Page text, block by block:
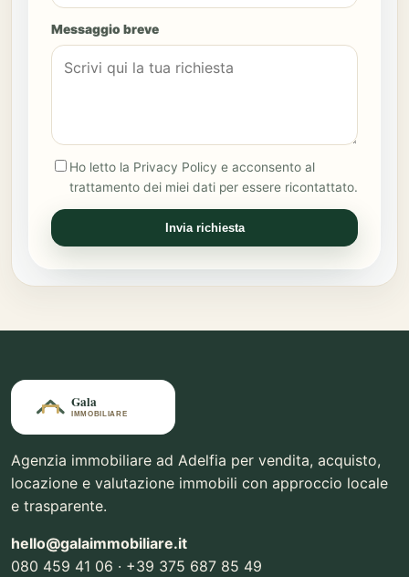
Messaggio breve
Ho letto la Privacy Policy e acconsento al
trattamento dei miei dati per essere ricontattato.
Invia richiesta
Agenzia immobiliare ad Adelfia per vendita, acquisto,
locazione e valutazione immobili con approccio locale
e trasparente.
hello@galaimmobiliare.it
080 459 41 06 · +39 375 687 85 49